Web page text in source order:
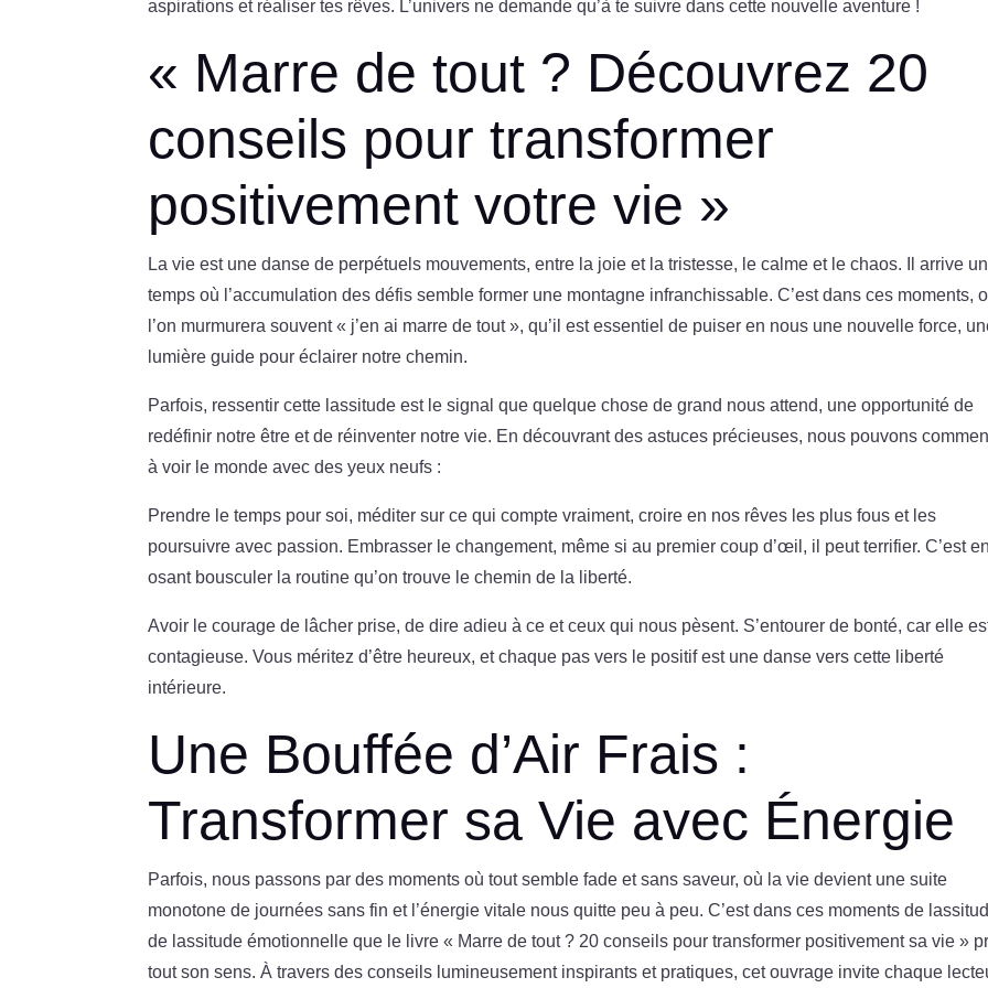
aspirations et réaliser tes rêves. L’univers ne demande qu’à te suivre dans cette nouvelle aventure !
« Marre de tout ? Découvrez 20
conseils pour transformer
positivement votre vie »
La vie est une danse de perpétuels mouvements, entre la joie et la tristesse, le calme et le chaos. Il arrive un
temps où l’accumulation des défis semble former une montagne infranchissable. C’est dans ces moments,
l’on murmurera souvent « j’en ai marre de tout », qu’il est essentiel de puiser en nous une nouvelle force,
lumière guide pour éclairer notre chemin.
Parfois, ressentir cette lassitude est le signal que quelque chose de grand nous attend, une opportunité de
redéfinir notre être et de réinventer notre vie. En découvrant des astuces précieuses, nous pouvons
à voir le monde avec des yeux neufs :
Prendre le temps pour soi, méditer sur ce qui compte vraiment, croire en nos rêves les plus fous et les
poursuivre avec passion. Embrasser le changement, même si au premier coup d’œil, il peut terrifier. C’est en
osant bousculer la routine qu’on trouve le chemin de la liberté.
Avoir le courage de lâcher prise, de dire adieu à ce et ceux qui nous pèsent. S’entourer de bonté, car elle
contagieuse. Vous méritez d’être heureux, et chaque pas vers le positif est une danse vers cette liberté
intérieure.
Une Bouffée d’Air Frais :
Transformer sa Vie avec Énergie
Parfois, nous passons par des moments où tout semble fade et sans saveur, où la vie devient une suite
monotone de journées sans fin et l’énergie vitale nous quitte peu à peu. C’est dans ces moments de
de lassitude émotionnelle que le livre « Marre de tout ? 20 conseils pour transformer positivement sa vie »
tout son sens. À travers des conseils lumineusement inspirants et pratiques, cet ouvrage invite chaque